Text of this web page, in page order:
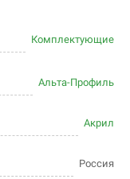
Комплектующие
Альта-Профиль
Акрил
Россия